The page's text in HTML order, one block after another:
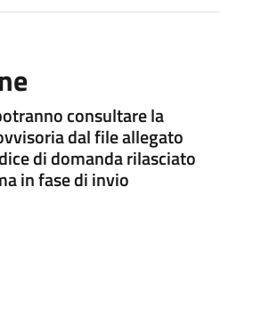
consultare la
dal file allegato
di domanda rilasciato
in fase di invio